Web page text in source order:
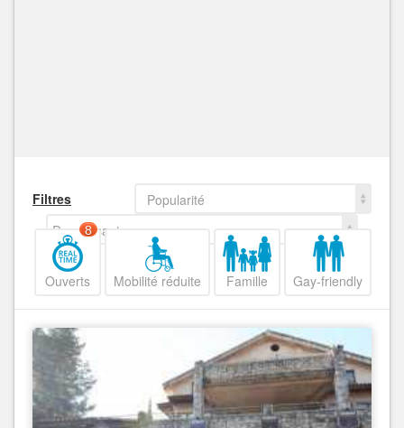
Filtres
Popularité
Decroissant
Ouverts
8
Mobilité réduite Famille Gay-friendly